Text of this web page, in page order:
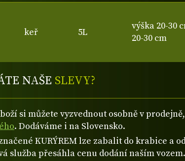
keř 5L
výška 20-30
20-30 cm
NAŠE SLEVY?
si můžete vyzvednout osobně v
. Dodáváme i na Slovensko.
KURÝREM lze zabalit do krabice a
služba přesáhla cenu dodání naším